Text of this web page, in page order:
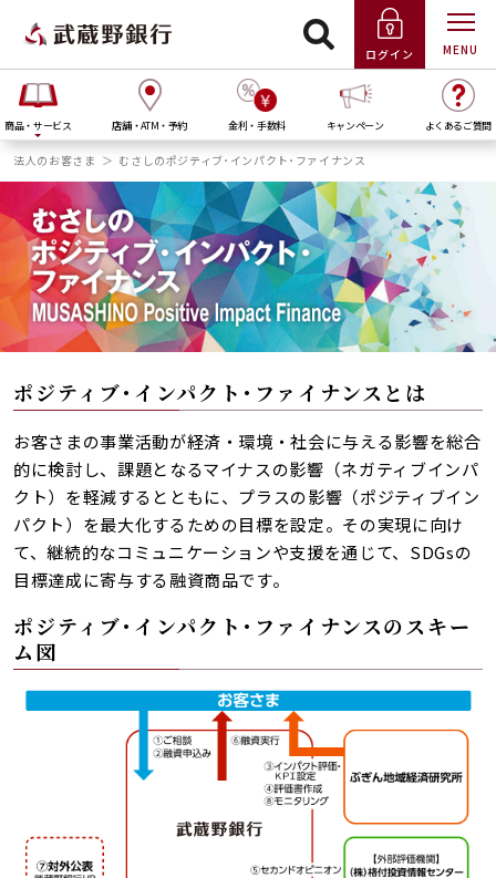
ログイン MENU
商品・サービス 店舗・ATM・予約 金利・手数料 キャンペーン よくあるご質問
法人のお客さま むさしのポジティブ･インパクト･ファイナンス
ポジティブ･インパクト･ファイナンスとは
お客さまの事業活動が経済・環境・社会に与える影響を総合
的に検討し、課題となるマイナスの影響（ネガティブインパ
クト）を軽減するとともに、プラスの影響（ポジティブイン
パクト）を最大化するための目標を設定。その実現に向け
て、継続的なコミュニケーションや支援を通じて、SDGsの
目標達成に寄与する融資商品です。
ポジティブ･インパクト･ファイナンスのスキー
ム図